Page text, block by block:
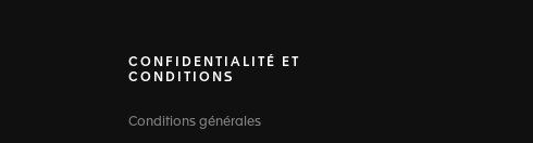
CONFIDENTIALITÉ ET
CONDITIONS
Conditions générales